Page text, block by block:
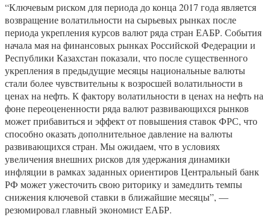
“Ключевым риском для периода до конца 2017 года является
возвращение волатильности на сырьевых рынках после
периода укрепления курсов валют ряда стран ЕАБР. События
начала мая на финансовых рынках Российской Федерации и
Республики Казахстан показали, что после существенного
укрепления в предыдущие месяцы национальные валюты
стали более чувствительны к возросшей волатильности в
ценах на нефть. К фактору волатильности в ценах на нефть на
фоне переоцененности ряда валют развивающихся рынков
может прибавиться и эффект от повышения ставок ФРС, что
способно оказать дополнительное давление на валюты
развивающихся стран. Мы ожидаем, что в условиях
увеличения внешних рисков для удержания динамики
инфляции в рамках заданных ориентиров Центральный банк
РФ может ужесточить свою риторику и замедлить темпы
снижения ключевой ставки в ближайшие месяцы”, —
резюмировал главный экономист ЕАБР.